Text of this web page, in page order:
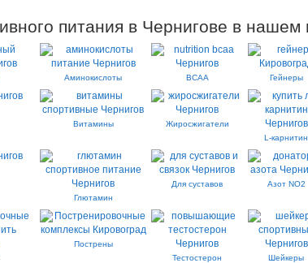
питания в Чернигове в нашем
Аминокислоты BCAA Гейнеры
Витамины
Жиросжигатели
L-карнитин
Глютамин
Для суставов Азот NO2
Пострены
Тестостерон
Шейкеры